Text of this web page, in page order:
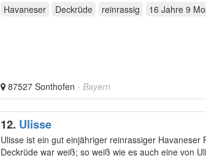
Hündin, die…
Havaneser Deckrüde reinrassig 16 Jahre 9
87527 Sonthofen - Bayern
12. Ulisse
Ulisse ist ein gut einjähriger reinrassiger
Deckrüde war weiß; so weiß wie es auch eine von